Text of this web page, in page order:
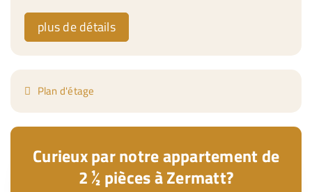
plus de détails
Plan d'étage
Curieux par notre appartement de
2 ½ pièces à Zermatt?